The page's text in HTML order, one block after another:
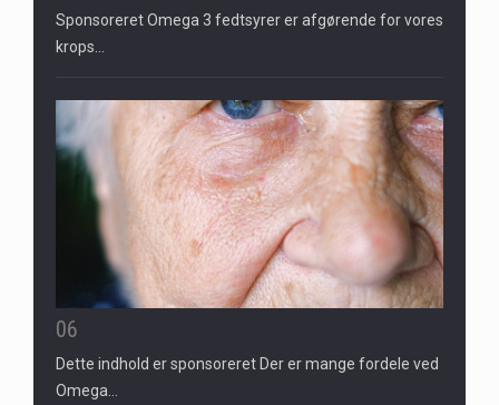
Sponsoreret Omega 3 fedtsyrer er afgørende for vores
krops…
06
Dette indhold er sponsoreret Der er mange fordele ved
Omega…